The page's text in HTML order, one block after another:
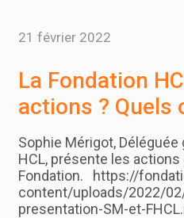
21 février 2022
La Fondation
actions ? Quels
Sophie Mérigot,
HCL, présente les
Fondation. https://
content/uploads/2022/02/
presentation-SM-et-